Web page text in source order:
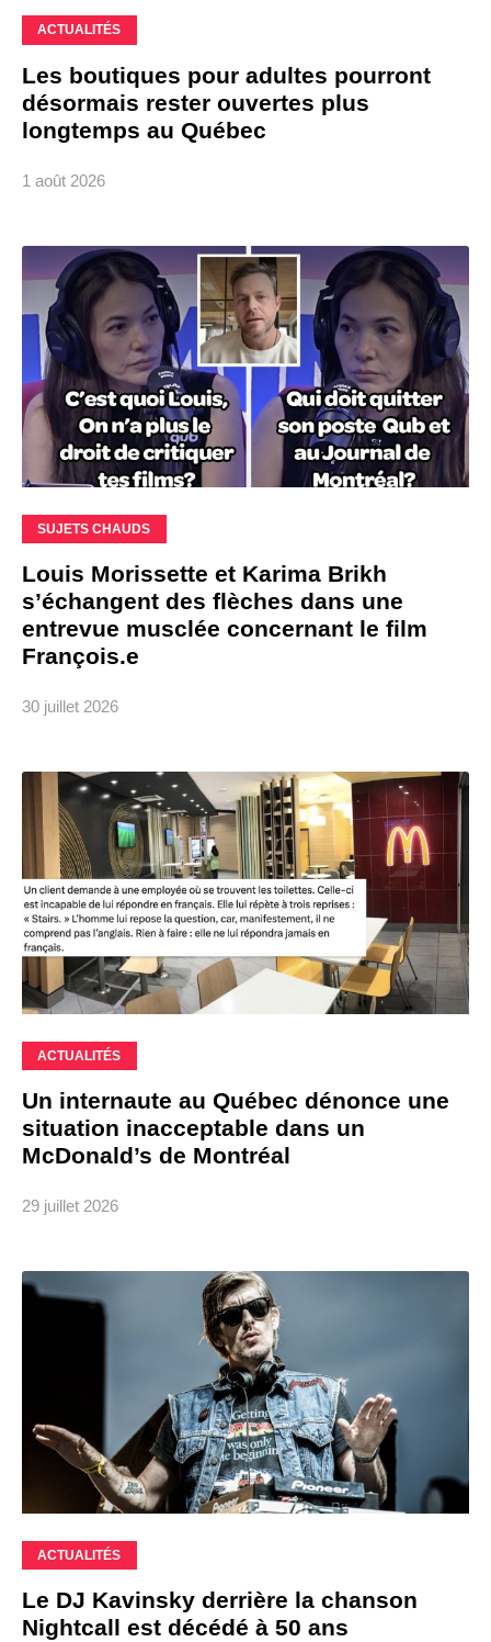
ACTUALITÉS
Les boutiques pour adultes pourront
désormais rester ouvertes plus
longtemps au Québec
1 août 2026
SUJETS CHAUDS
Louis Morissette et Karima Brikh
s’échangent des flèches dans une
entrevue musclée concernant le film
François.e
30 juillet 2026
ACTUALITÉS
Un internaute au Québec dénonce une
situation inacceptable dans un
McDonald’s de Montréal
29 juillet 2026
ACTUALITÉS
Le DJ Kavinsky derrière la chanson
Nightcall est décédé à 50 ans